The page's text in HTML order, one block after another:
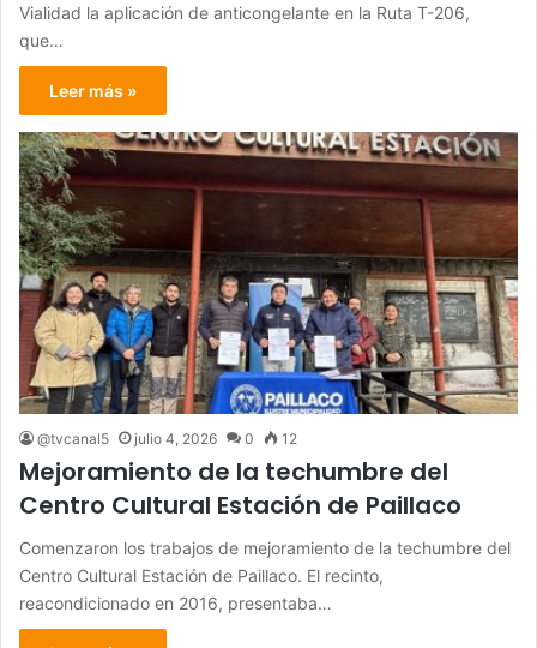
Vialidad la aplicación de anticongelante en la Ruta T-206,
que…
Leer más »
@tvcanal5 julio 4, 2026 0 12
Mejoramiento de la techumbre del
Centro Cultural Estación de Paillaco
Comenzaron los trabajos de mejoramiento de la techumbre del
Centro Cultural Estación de Paillaco. El recinto,
reacondicionado en 2016, presentaba…